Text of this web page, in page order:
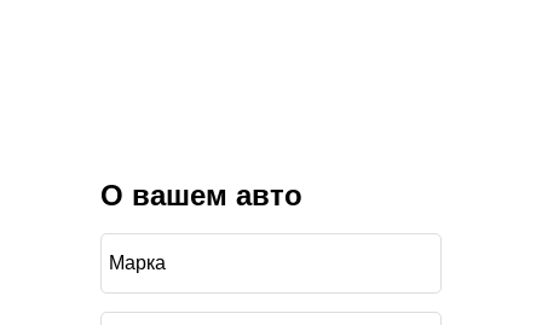
О вашем авто